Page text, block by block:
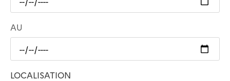
AU
LOCALISATION